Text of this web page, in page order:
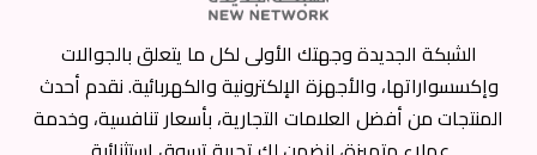
الشبكة الجديدة وجهتك الأولى لكل ما يتعلق بالجوالات
وإكسسواراتها، والأجهزة الإلكترونية والكهربائية. نقدم أحدث
المنتجات من أفضل العلامات التجارية، بأسعار تنافسية، وخدمة